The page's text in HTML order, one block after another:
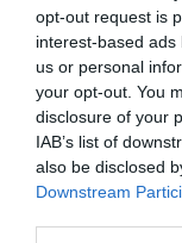
opt-out request is
interest-based
us or personal
your opt-out. You
disclosure of your
IAB’s list of
also be disclosed
Downstream
ΕΚΔΟΣΕΙΣ ΚΟΒΑΛΤΙΟ
ΠΕΖΟΓΡΑΦΙΑ
Newsletter
Κάθε βδομάδα
την Τέχνη και